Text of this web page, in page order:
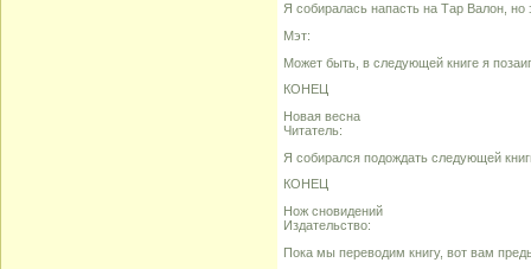
Я собиралась напасть на Тар Валон,
Мэт:
Может быть, в следующей книге я
КОНЕЦ
Новая весна
Читатель:
Я собирался подождать следующей
КОНЕЦ
Нож сновидений
Издательство:
Пока мы переводим книгу, вот вам